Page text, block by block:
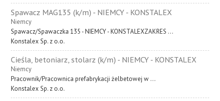
Spawacz MAG135 (k/m) - NIEMCY - KONSTALEX
Niemcy
Spawacz/Spawaczka 135 - NIEMCY - KONSTALEXZAKRES ...
Konstalex Sp. z o.o.
Cieśla, betoniarz, stolarz (k/m) - NIEMCY - KONSTALEX
Niemcy
Pracownik/Pracownica prefabrykacji żelbetowej w ...
Konstalex Sp. z o.o.